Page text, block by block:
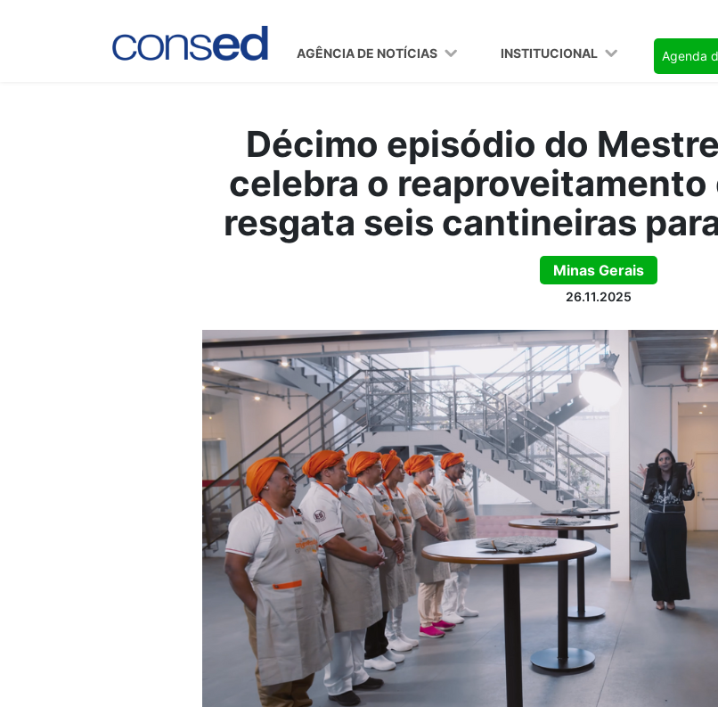
AGÊNCIA DE NOTÍCIAS INSTITUCIONAL Agenda
Décimo episódio do
celebra o reaproveitamento
resgata seis cantineiras
Minas Gerais
26.11.2025